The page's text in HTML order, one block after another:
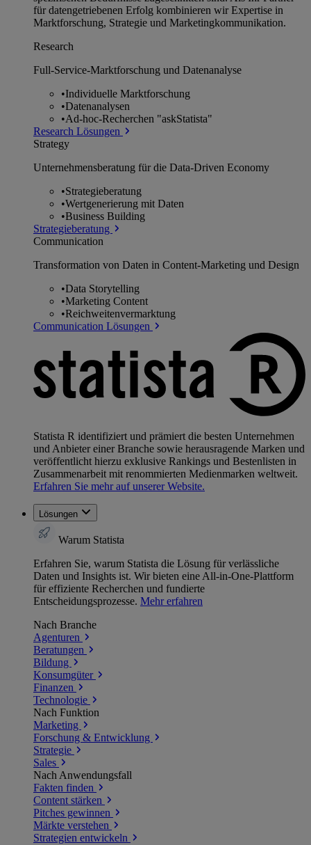
für datengetriebenen Erfolg kombinieren wir Expertise in
Marktforschung, Strategie und Marketingkommunikation.
Research
Full-Service-Marktforschung und Datenanalyse
•Individuelle Marktforschung
•Datenanalysen
•Ad-hoc-Recherchen "askStatista"
Research Lösungen
Strategy
Unternehmens­beratung für die Data-Driven Economy
•Strategieberatung
•Wertgenerierung mit Daten
•Business Building
Strategieberatung
Communication
Transformation von Daten in Content-Marketing und Design
•Data Storytelling
•Marketing Content
•Reichweitenvermarktung
Communication Lösungen
Statista R identifiziert und prämiert die besten Unternehmen
und Anbieter einer Branche sowie herausragende Marken und
veröffentlicht hierzu exklusive Rankings und Bestenlisten in
Zusammenarbeit mit renommierten Medienmarken weltweit.
Erfahren Sie mehr auf unserer Website.
Lösungen
Warum Statista
Erfahren Sie, warum Statista die Lösung für verlässliche
Daten und Insights ist. Wir bieten eine All-in-One-Plattform
für effiziente Recherchen und fundierte
Entscheidungsprozesse. Mehr erfahren
Nach Branche
Agenturen
Beratungen
Bildung
Konsumgüter
Finanzen
Technologie
Nach Funktion
Marketing
Forschung & Entwicklung
Strategie
Sales
Nach Anwendungsfall
Fakten finden
Content stärken
Pitches gewinnen
Märkte verstehen
Strategien entwickeln